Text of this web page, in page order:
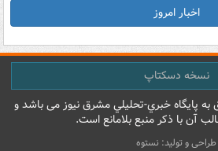
اخبار امروز
نسخه دسکتاپ
پایگاه خبري-تحليلي مشرق نيوز می باشد و
آن با ذکر منبع بلامانع است.
طراحی و تولید: نستوه